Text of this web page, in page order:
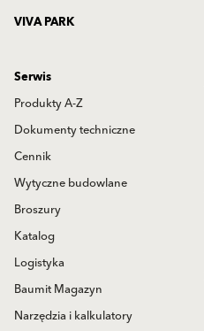
VIVA PARK
Serwis
Produkty A-Z
Dokumenty techniczne
Cennik
Wytyczne budowlane
Broszury
Katalog
Logistyka
Baumit Magazyn
Narzędzia i kalkulatory